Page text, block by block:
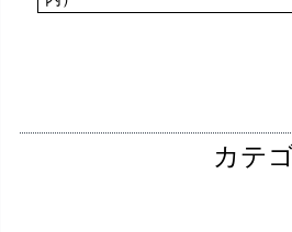
カテ